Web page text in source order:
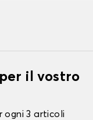
il vostro
ogni 3 articoli